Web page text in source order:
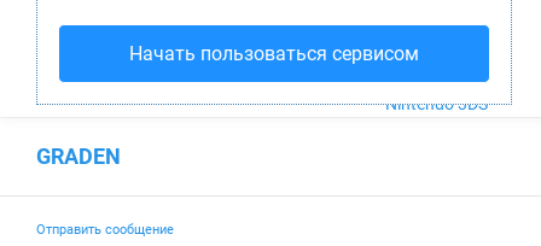
Начать пользоваться сервисом
Wii U
PS4
Xbox One
Nintendo 3DS
GRADEN
Отправить сообщение